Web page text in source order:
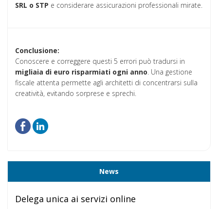
SRL o STP e considerare assicurazioni professionali mirate.
Conclusione:
Conoscere e correggere questi 5 errori può tradursi in
migliaia di euro risparmiati ogni anno. Una gestione
fiscale attenta permette agli architetti di concentrarsi sulla
creatività, evitando sorprese e sprechi.
News
Delega unica ai servizi online